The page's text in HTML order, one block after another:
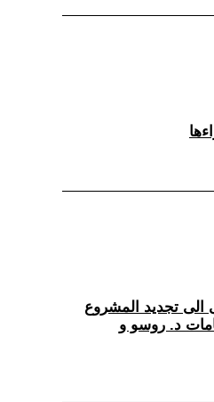
الى تجديد المشروع
د. روسو و